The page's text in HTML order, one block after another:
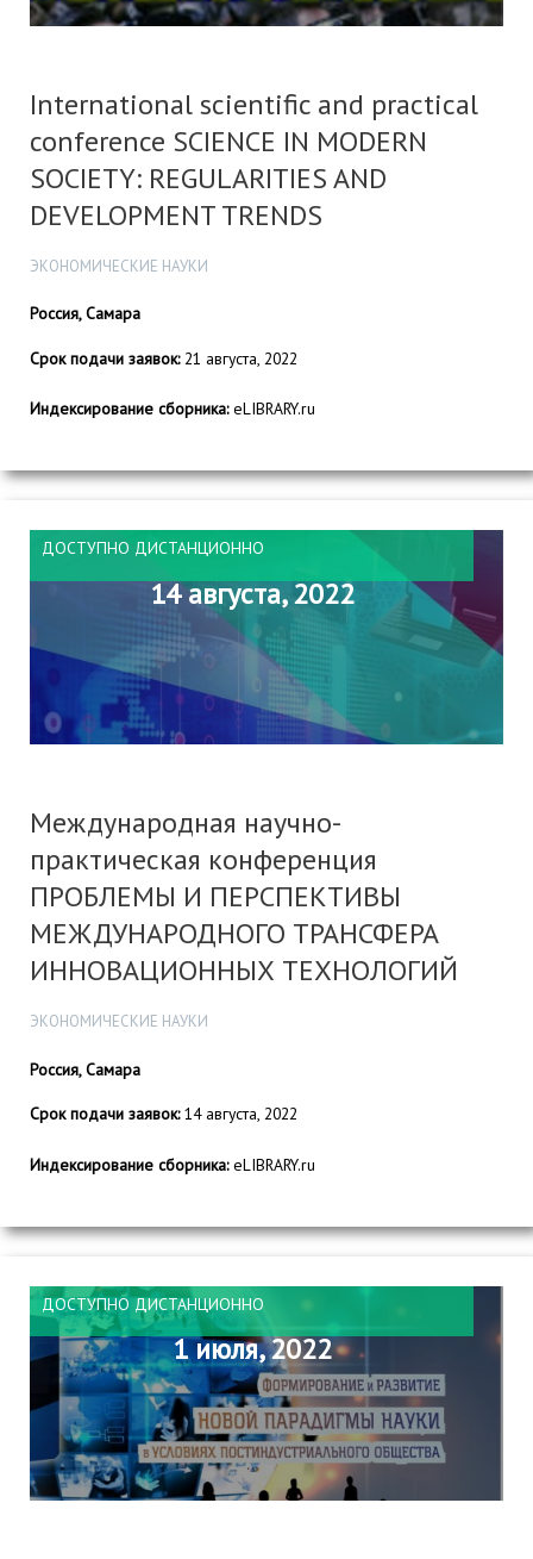
International scientific and practical
conference SCIENCE IN MODERN
SOCIETY: REGULARITIES AND
DEVELOPMENT TRENDS
ЭКОНОМИЧЕСКИЕ НАУКИ
Россия, Самара
Срок подачи заявок:21 августа, 2022
Индексирование сборника:eLIBRARY.ru
ДОСТУПНО ДИСТАНЦИОННО
14 августа, 2022
Международная научно-
практическая конференция
ПРОБЛЕМЫ И ПЕРСПЕКТИВЫ
МЕЖДУНАРОДНОГО ТРАНСФЕРА
ИННОВАЦИОННЫХ ТЕХНОЛОГИЙ
ЭКОНОМИЧЕСКИЕ НАУКИ
Россия, Самара
Срок подачи заявок:14 августа, 2022
Индексирование сборника:eLIBRARY.ru
ДОСТУПНО ДИСТАНЦИОННО
1 июля, 2022